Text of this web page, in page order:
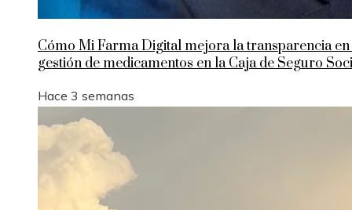
Cómo Mi Farma Digital mejora la transparencia
gestión de medicamentos en la Caja de Seguro
Hace 3 semanas